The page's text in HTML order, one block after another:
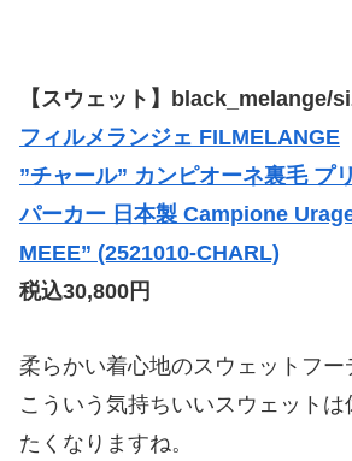
【スウェット】 black_melange/
フィルメランジェ FILMELANGE
”チャール” カンピオーネ裏毛 プ
パーカー 日本製 Campione
MEEE” (2521010-CHARL)
税込30,800円
柔らかい着心地のスウェットフー
こういう気持ちいいスウェット
たくなりますね。